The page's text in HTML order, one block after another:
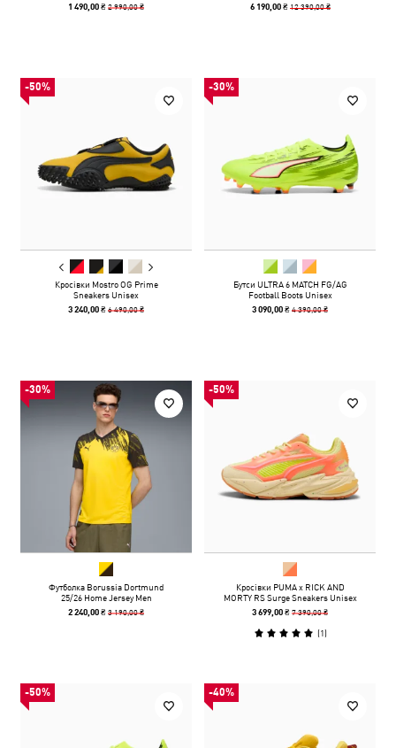
1 490,00 ₴2 990,00 ₴ 6 190,00 ₴ 12 390,00 ₴
-50%
Кросівки Mostro OG Prime
Sneakers Unisex
3 240,00 ₴6 490,00 ₴
-30%
Бутси ULTRA 6 MATCH FG/AG
Football Boots Unisex
3 090,00 ₴4 390,00 ₴
-30%
Футболка Borussia Dortmund
25/26 Home Jersey Men
2 240,00 ₴3 190,00 ₴
-50%
Кросівки PUMA x RICK AND
MORTY RS Surge Sneakers Unisex
3 699,00 ₴7 390,00 ₴
(1)
-50% -40%